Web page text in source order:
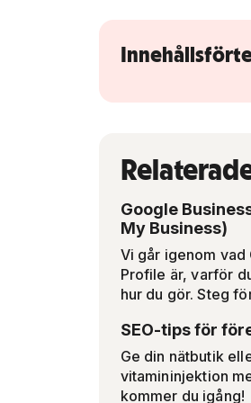
Google
My Business)
Vi går igenom vad
Profile är, varför
hur du gör. Steg
SEO-tips för
Ge din nätbutik
vitamininjektion
kommer du igång!